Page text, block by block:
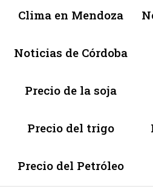
Clima en Mendoza
Noticias de Córdoba
Precio de la soja
Precio del trigo
Precio del Petróleo